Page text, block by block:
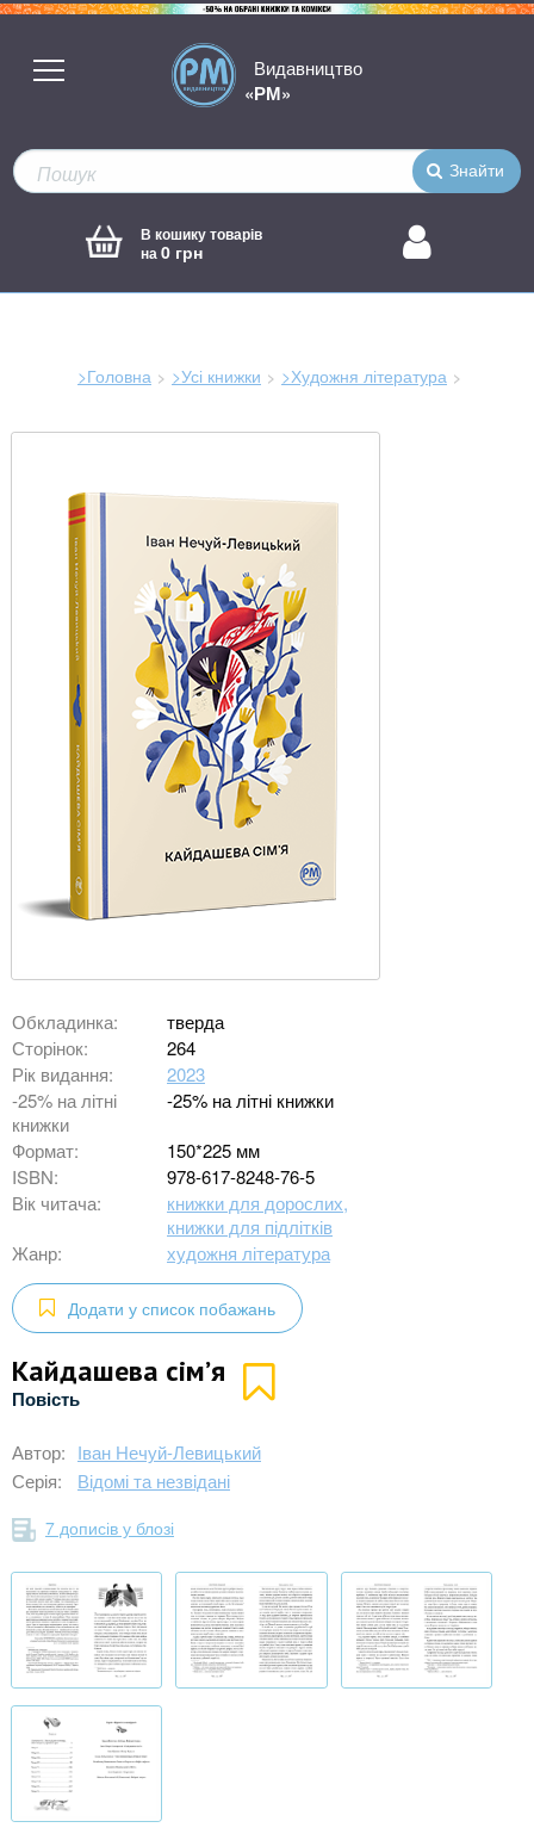
Видавництво
«РМ»
Знайти
В кошику товарів
на0 грн
>Головна >Усі книжки
>Художня література
тут:
Обкладинка:
тверда
Сторінок:
264
Рік видання:
2023
-25% на літні
книжки
-25% на літні книжки
Формат:
150*225 мм
ISBN:
978-617-8248-76-5
Вік читача:
книжки для дорослих,
книжки для підлітків
Жанр:
художня література
Додати у список побажань
Кайдашева сім’я
Повість
Автор: Іван Нечуй-Левицький
Серія:
Відомі та незвідані
7 дописів у блозі